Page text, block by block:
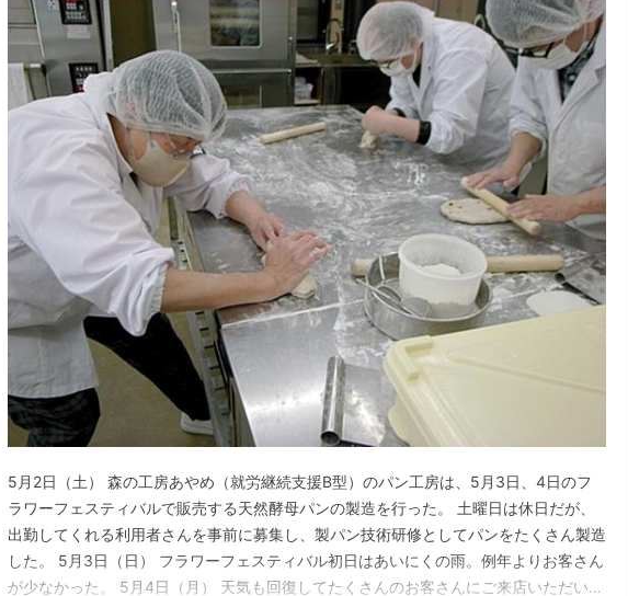
5月2日（土） 森の工房あやめ（就労継続支援B型）のパン工房は、5月3日、4日のフ
ラワーフェスティバルで販売する天然酵母パンの製造を行った。 土曜日は休日だが、
出勤してくれる利用者さんを事前に募集し、製パン技術研修としてパンをたくさん製造
した。 5月3日（日） フラワーフェスティバル初日はあいにくの雨。例年よりお客さん
が少なかった。 5月4日（月） 天気も回復してたくさんのお客さんにご来店いただい